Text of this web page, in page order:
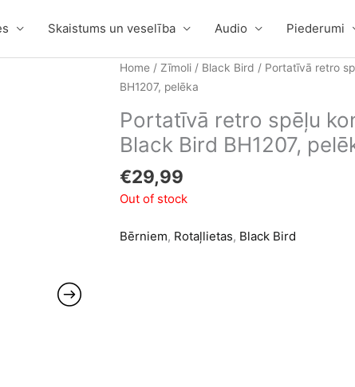
Skaistums un veselība Audio Piederumi
Home / Zīmoli / Black Bird / Portatīvā retro
BH1207, pelēka
Portatīvā retro spēļu
Black Bird BH1207,
€29,99
Out of stock
Bērniem, Rotaļlietas, Black Bird